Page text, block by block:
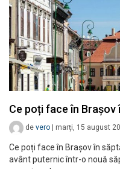
Ce poți face în Brașov
de vero marți, 15 august
Ce poți face în Brașov în
avânt puternic într-o nouă